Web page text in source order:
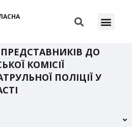
ДО
КОМІСІЇ
ПОЛІЦІЇ У